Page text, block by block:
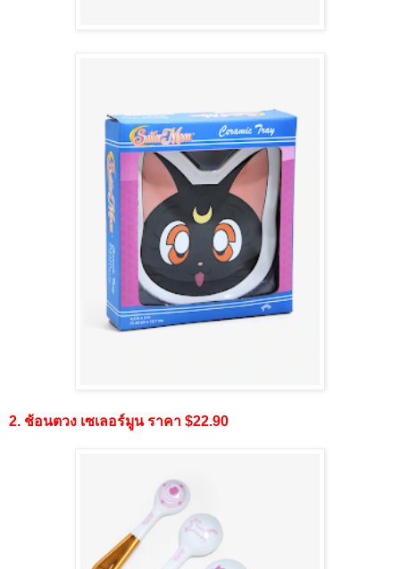
2. ช้อนตวง เซเลอร์มูน ราคา $22.90